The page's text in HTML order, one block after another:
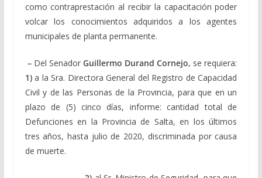
como contraprestación al recibir la capacitación poder
volcar los conocimientos adquiridos a los agentes
municipales de planta permanente.
– Del Senador Guillermo Durand Cornejo, se requiera:
1)a la Sra. Directora General del Registro de Capacidad
Civil y de las Personas de la Provincia, para que en un
plazo de (5) cinco días, informe: cantidad total de
Defunciones en la Provincia de Salta, en los últimos
tres años, hasta julio de 2020, discriminada por causa
de muerte.